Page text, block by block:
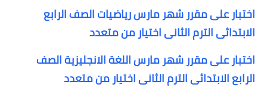
اختبار على مقرر شهر مارس رياضيات الصف الرابع
الابتدائى الترم الثانى اختيار من متعدد
اختبار على مقرر شهر مارس اللغة الانجليزية الصف
الرابع الابتدائى الترم الثانى اختيار من متعدد